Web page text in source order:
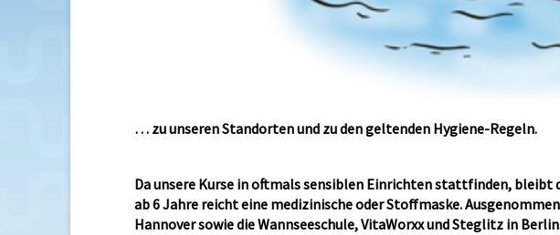
… zu unseren Standorten und zu den geltenden Hygiene-Regeln.
Da unsere Kurse in oftmals sensiblen Einrichten stattfinden, bleibt
ab 6 Jahre reicht eine medizinische oder Stoffmaske.
Hannover sowie die Wannseeschule, VitaWorxx und Steglitz in